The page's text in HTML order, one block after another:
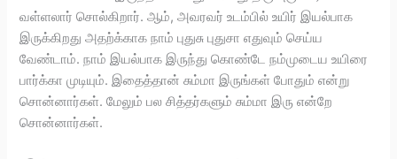
வள்ளலார் சொல்கிறார். ஆம், அவரவர் உடம்பில் உயிர் இயல்பாக
இருக்கிறது அதற்க்காக நாம் புதுசு புதுசா எதுவும் செய்ய
வேண்டாம். நாம் இயல்பாக இருந்து கொண்டே நம்முடைய உயிரை
பார்க்கா முடியும். இதைத்தான் சும்மா இருங்கள் போதும் என்று
சொன்னார்கள். மேலும் பல சித்தர்களும் சும்மா இரு என்றே
சொன்னார்கள்.